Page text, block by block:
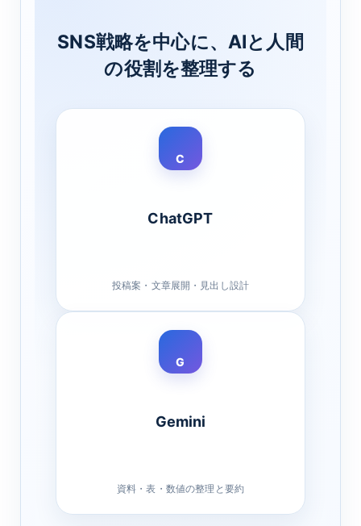
SNS戦略を中心に、AIと人間
の役割を整理する
C
ChatGPT
投稿案・文章展開・見出し設計
G
Gemini
資料・表・数値の整理と要約